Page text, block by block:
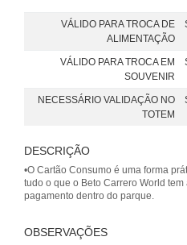
VÁLIDO PARA TROCA DE
ALIMENTAÇÃO
VÁLIDO PARA TROCA EM
SOUVENIR
NECESSÁRIO VALIDAÇÃO NO
TOTEM
DESCRIÇÃO
•O Cartão Consumo é uma forma
tudo o que o Beto Carrero World
OBSERVAÇÕES